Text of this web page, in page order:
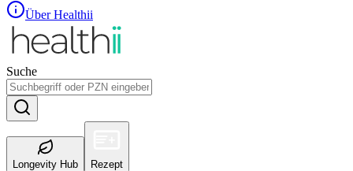
Über Healthii
Suche
Longevity Hub Rezept